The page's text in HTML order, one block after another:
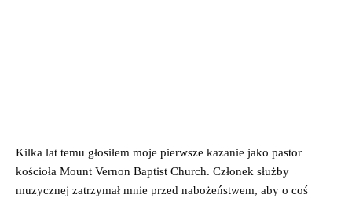
Kilka lat temu głosiłem moje pierwsze kazanie jako pastor
kościoła Mount Vernon Baptist Church. Członek służby
muzycznej zatrzymał mnie przed nabożeństwem, aby o coś